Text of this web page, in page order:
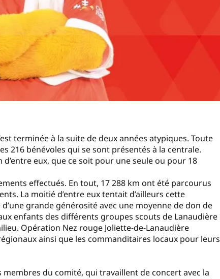
terminée à la suite de deux années atypiques. Toute
216 bénévoles qui se sont présentés à la centrale.
eux, que ce soit pour une seule ou pour 18
effectués. En tout, 17 288 km ont été parcourus
La moitié d’entre eux tentait d’ailleurs cette
grande générosité avec une moyenne de don de
enfants des différents groupes scouts de Lanaudière
Opération Nez rouge Joliette-de-Lanaudière
ainsi que les commanditaires locaux pour leurs
du comité, qui travaillent de concert avec la